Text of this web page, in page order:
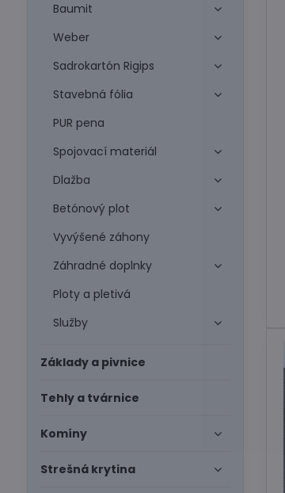
Baumit
Weber
Sadrokartón Rigips
Stavebná fólia
PUR pena
Spojovací materiál
Dlažba
Betónový plot
Vyvýšené záhony
Záhradné doplnky
Ploty a pletivá
Služby
Základy a pivnice
Tehly a tvárnice
Komíny
Strešná krytina